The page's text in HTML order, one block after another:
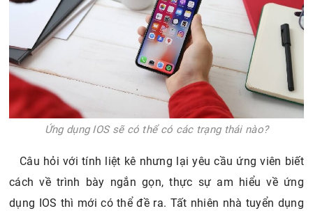
Ứng dụng IOS sẽ có thể có các trạng thái nào?
Câu hỏi với tính liệt kê nhưng lại yêu cầu ứng viên biết
cách về trình bày ngắn gọn, thực sự am hiểu về ứng
dụng IOS thì mới có thể đề ra. Tất nhiên nhà tuyển dụng